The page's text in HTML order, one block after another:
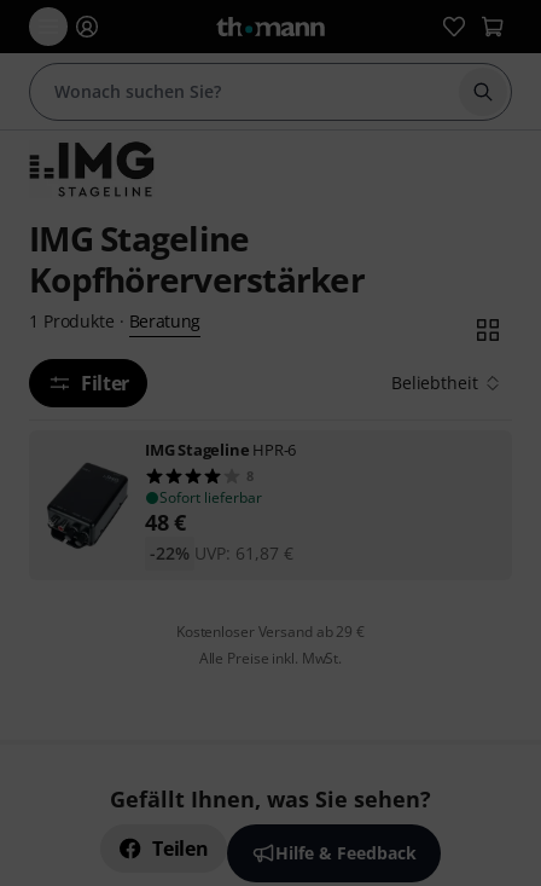
Suche
IMG Stageline
Kopfhörerverstärker
1 Produkte · Beratung
Filter Beliebtheit
IMG Stageline HPR-6
8
Sofort lieferbar
48€
UVP: 61,87 €
-22%
Kostenloser Versand ab 29 €
Alle Preise inkl. MwSt.
Gefällt Ihnen, was Sie sehen?
Teilen Hilfe & Feedback